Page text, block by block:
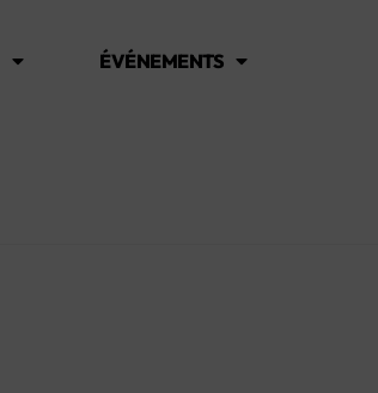
ÉVÉNEMENTS